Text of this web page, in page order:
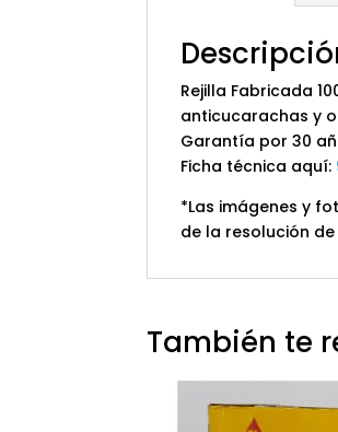
Rejilla Fabricada
anticucarachas y
Garantía por 30
Ficha técnica aquí:
*Las imágenes y
de la resolución
También te